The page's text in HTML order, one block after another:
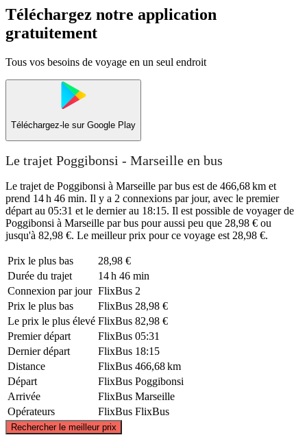
Téléchargez notre application
gratuitement
Tous vos besoins de voyage en un seul endroit
Téléchargez-le sur Google Play
Le trajet Poggibonsi - Marseille en bus
Le trajet de Poggibonsi à Marseille par bus est de 466,68 km et
prend 14 h 46 min. Il y a 2 connexions par jour, avec le premier
départ au 05:31 et le dernier au 18:15. Il est possible de voyager de
Poggibonsi à Marseille par bus pour aussi peu que 28,98 € ou
jusqu'à 82,98 €. Le meilleur prix pour ce voyage est 28,98 €.
Prix ​​le plus bas
28,98 €
Durée du trajet
14 h 46 min
Connexion par jour FlixBus 2
Prix ​​le plus bas
FlixBus 28,98 €
Le prix le plus élevé FlixBus 82,98 €
Premier départ
FlixBus 05:31
Dernier départ
FlixBus 18:15
Distance
FlixBus 466,68 km
Départ
FlixBus Poggibonsi
Arrivée
FlixBus Marseille
Opérateurs
FlixBus FlixBus
Rechercher le meilleur prix
©CARTO